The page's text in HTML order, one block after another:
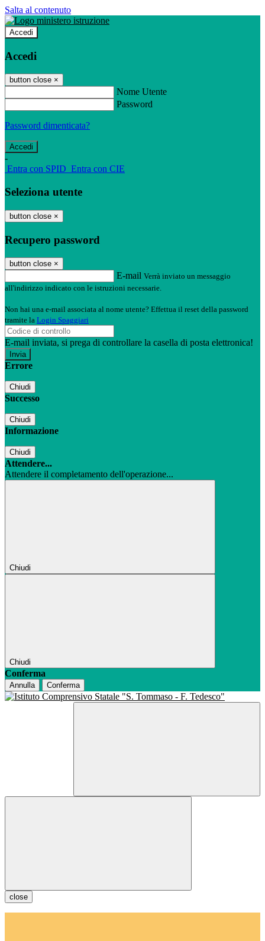
Salta al contenuto
Accedi
Accedi
button close ×
Nome Utente
Password
Password dimenticata?
-
Entra con SPID Entra con CIE
Seleziona utente
button close ×
Recupero password
button close ×
E-mail Verrà inviato un messaggio
all'indirizzo indicato con le istruzioni necessarie.
Non hai una e-mail associata al nome utente? Effettua il reset della password
tramite la Login Spaggiari
E-mail inviata, si prega di controllare la casella di posta elettronica!
Errore
Chiudi
Successo
Chiudi
Informazione
Chiudi
Attendere...
Attendere il completamento dell'operazione...
Chiudi
Chiudi
Conferma
Annulla Conferma
close